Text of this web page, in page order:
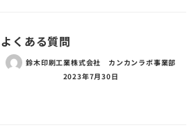
よくある質問
鈴木印刷工業株式会社 カンカンラボ事業部
2023年7月30日